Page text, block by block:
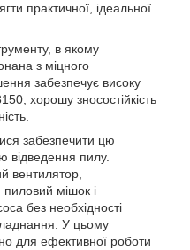
практичної, ідеальної
в якому
з міцного
забезпечує високу
хорошу зносостійкість
забезпечити цю
відведення пилу.
вентилятор,
мішок і
без необхідності
У цьому
для ефективної роботи